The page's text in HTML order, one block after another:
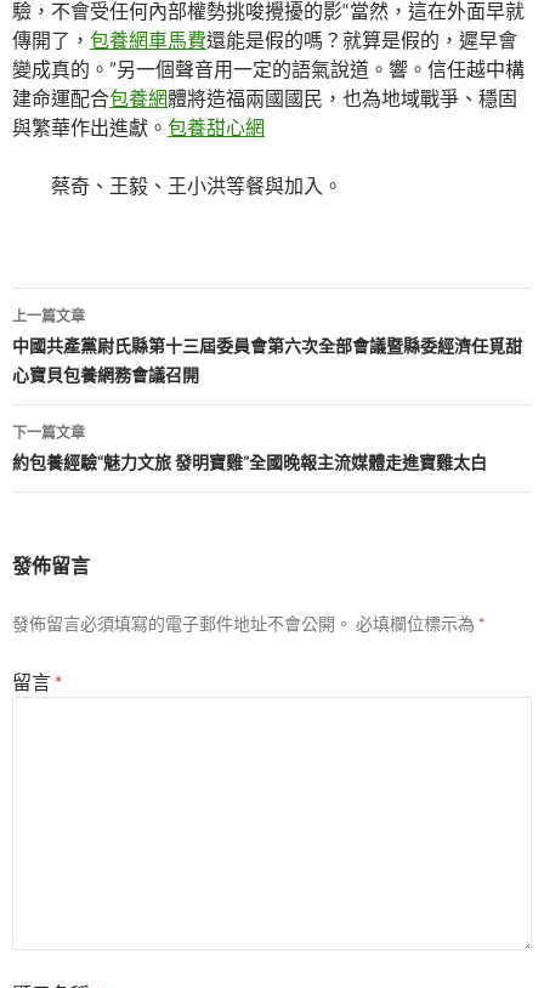
驗，不會受任何內部權勢挑唆攪擾的影“當然，這在外面早就
傳開了， 包養網車馬費還能是假的嗎？就算是假的，遲早會
變成真的。”另一個聲音用一定的語氣說道。響。信任越中構
建命運配合包養網體將造福兩國國民，也為地域戰爭、穩固
與繁華作出進獻。 包養甜心網
蔡奇、王毅、王小洪等餐與加入。
文
章
導
覽
上一篇文章
中國共產黨尉氏縣第十三屆委員會第六次全部會議暨縣委經濟任覓甜
心寶貝包養網務會議召開
下一篇文章
約包養經驗“魅力文旅 發明寶雞”全國晚報主流媒體走進寶雞太白
發佈留言
發佈留言必須填寫的電子郵件地址不會公開。 必填欄位標示為 *
留言 *